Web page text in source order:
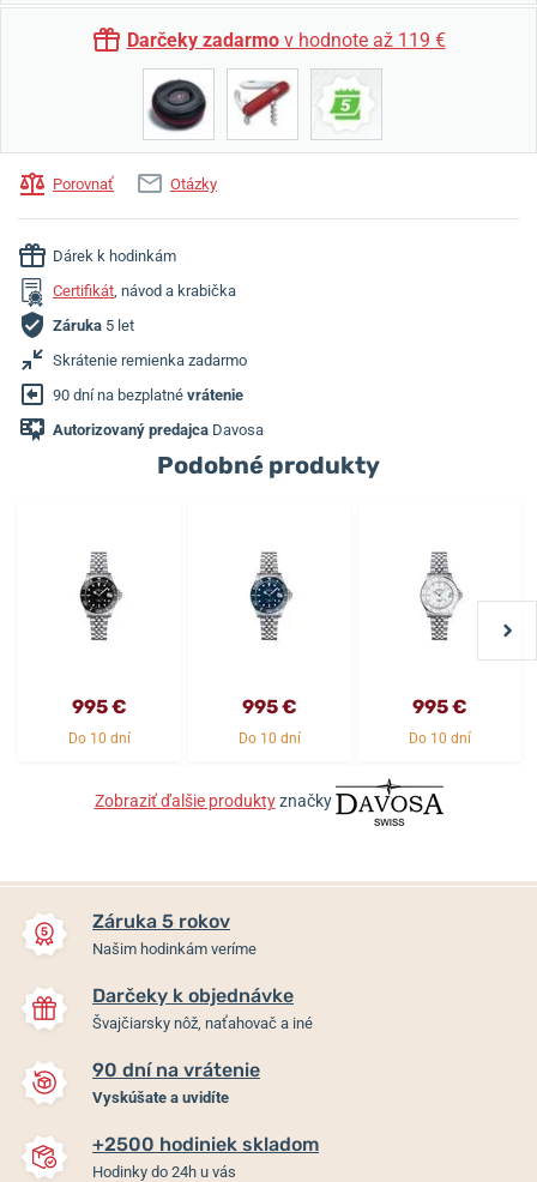
Darčeky zadarmov hodnote až 119 €
Porovnať Otázky
Dárek k hodinkám
Certifikát, návod a krabička
Záruka 5 let
Skrátenie remienka zadarmo
90 dní na bezplatné vrátenie
Autorizovaný predajca Davosa
Podobné produkty
995 €
Do 10 dní
995 €
Do 10 dní
995 €
Do 10 dní
Zobraziť ďalšie produktyznačky
Záruka 5 rokov
Našim hodinkám veríme
Darčeky k objednávke
Švajčiarsky nôž, naťahovač a iné
90 dní na vrátenie
Vyskúšate a uvidíte
+2500 hodiniek skladom
Hodinky do 24h u vás